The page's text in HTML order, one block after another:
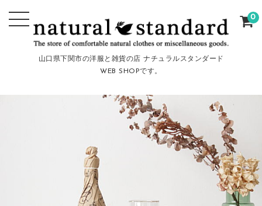
山口県下関市の洋服と雑貨の店 ナチュラルスタンダード
WEB SHOPです。
0